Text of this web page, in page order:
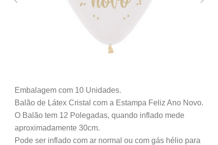
Embalagem com 10 Unidades.
Balão de Látex Cristal com a Estampa Feliz Ano Novo.
O Balão tem 12 Polegadas, quando inflado mede
aproximadamente 30cm.
Pode ser inflado com ar normal ou com gás hélio para